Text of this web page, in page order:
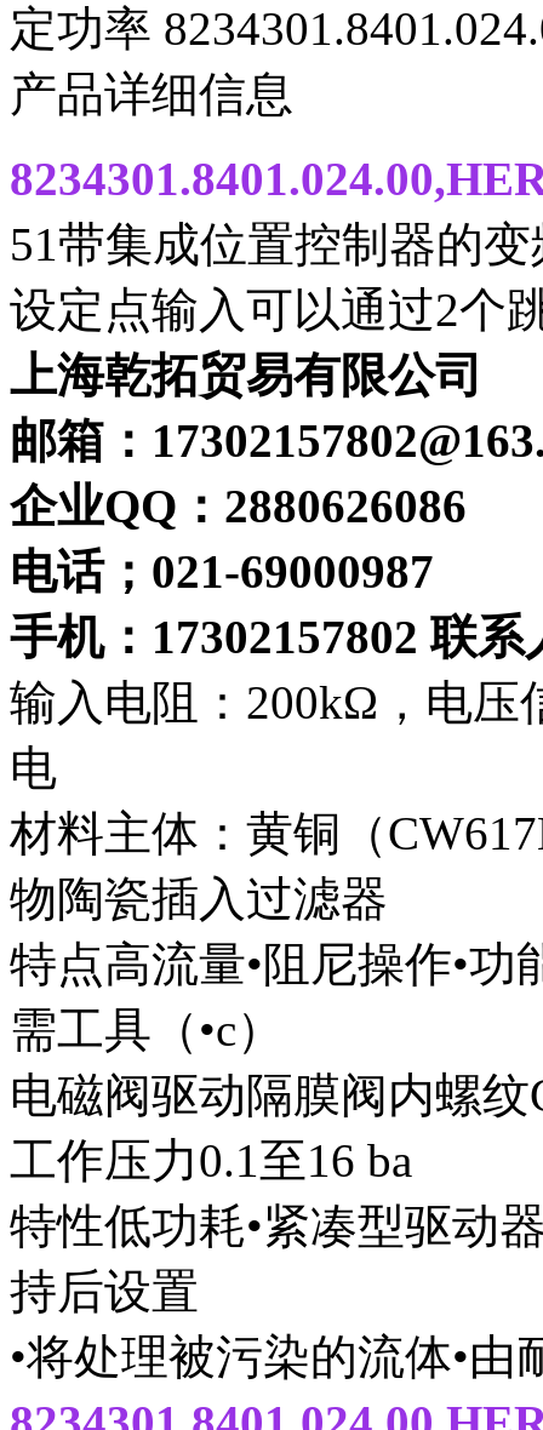
定功率
产品详细信息
51带集成位置控制器的
设定点输入可以通过2个
上海乾拓贸易有限公司
邮箱：
企业QQ：2880626086
电话；021-69000987
手机：17302157802 联
输入电阻：200kΩ，电压
电
材料主体：黄铜（
物陶瓷插入过滤器
特点高流量•阻尼操作•
需工具（•c）
电磁阀驱动隔膜阀内螺纹
工作压力0.1至16 ba
特性低功耗•紧凑型驱动
持后设置
•将处理被污染的流体•